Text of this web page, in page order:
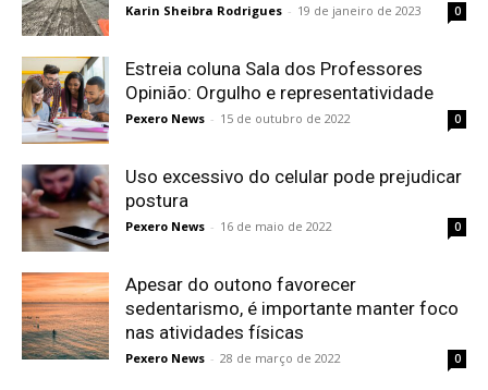
Karin Sheibra Rodrigues - 19 de janeiro de 2023 0
Estreia coluna Sala dos Professores
Opinião: Orgulho e representatividade
Pexero News - 15 de outubro de 2022 0
Uso excessivo do celular pode prejudicar
postura
Pexero News - 16 de maio de 2022 0
Apesar do outono favorecer
sedentarismo, é importante manter foco
nas atividades físicas
Pexero News - 28 de março de 2022 0